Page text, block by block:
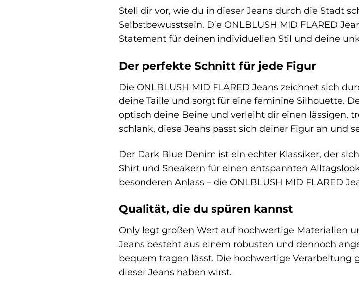
Stell dir vor, wie du in dieser Jeans durch die Stadt
Selbstbewusstsein. Die ONLBLUSH MID FLARED
Statement für deinen individuellen Stil und deine
Der perfekte Schnitt für jede Figur
Die ONLBLUSH MID FLARED Jeans zeichnet sich
deine Taille und sorgt für eine feminine Silhouette.
optisch deine Beine und verleiht dir einen lässigen,
schlank, diese Jeans passt sich deiner Figur an und
Der Dark Blue Denim ist ein echter Klassiker, der
Shirt und Sneakern für einen entspannten
besonderen Anlass – die ONLBLUSH MID FLARED
Qualität, die du spüren kannst
Only legt großen Wert auf hochwertige Materialien
Jeans besteht aus einem robusten und dennoch
bequem tragen lässt. Die hochwertige Verarbeitung
dieser Jeans haben wirst.